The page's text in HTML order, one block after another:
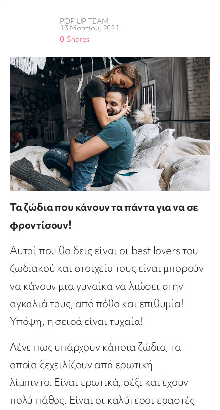
POP UP TEAM
13 Μαρτίου, 2021
Shares
0
Τα ζώδια που κάνουν τα πάντα για να σε
φροντίσουν!
Αυτοί που θα δεις είναι οι best lovers του
ζωδιακού και στοιχείο τους είναι μπορούν
να κάνουν μια γυναίκα να λιώσει στην
αγκαλιά τους, από πόθο και επιθυμία!
Υπόψη, η σειρά είναι τυχαία!
Λένε πως υπάρχουν κάποια ζώδια, τα
οποία ξεχειλίζουν από ερωτική
λίμπιντο. Είναι ερωτικά, σέξι και έχουν
πολύ πάθος. Είναι οι καλύτεροι εραστές